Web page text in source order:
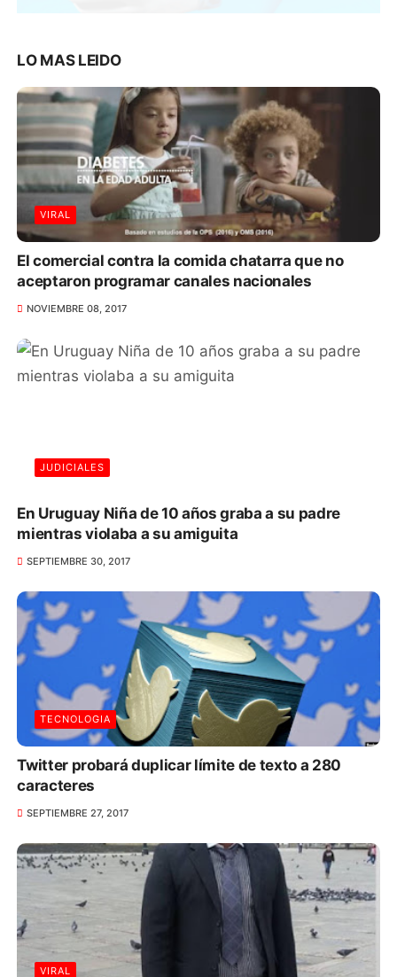
LO MAS LEIDO
VIRAL
El comercial contra la comida chatarra que no
aceptaron programar canales nacionales
NOVIEMBRE 08, 2017
JUDICIALES
En Uruguay Niña de 10 años graba a su padre
mientras violaba a su amiguita
SEPTIEMBRE 30, 2017
TECNOLOGIA
Twitter probará duplicar límite de texto a 280
caracteres
SEPTIEMBRE 27, 2017
VIRAL